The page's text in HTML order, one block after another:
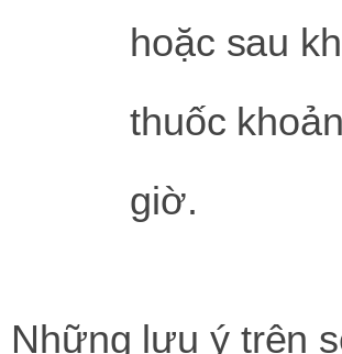
hoặc sau
thuốc
giờ.
Những lưu ý trên